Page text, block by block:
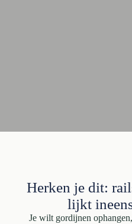
Herken je dit:
lijkt
Je wilt gordijnen